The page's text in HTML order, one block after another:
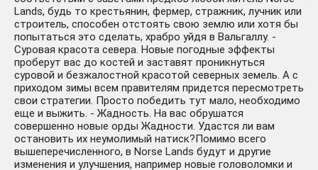
Lands, будь то крестьянин, фермер, стражник, лучник или
строитель, способен отстоять свою землю или хотя бы
попытаться это сделать, храбро уйдя в Вальгаллу. -
Суровая красота севера. Новые погодные эффекты
проберут вас до костей и заставят проникнуться
суровой и безжалостной красотой северных земель. А с
приходом зимы всем правителям придется пересмотреть
свои стратегии. Просто победить тут мало, необходимо
еще и выжить. - Жадность. На вас обрушатся
совершенно новые орды Жадности. Удастся ли вам
остановить их неумолимый натиск?Помимо всего
вышеперечисленного, в Norse Lands будут и другие
изменения и улучшения, например новые головоломки и